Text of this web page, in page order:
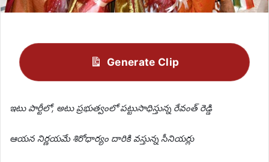
Generate Clip
ఇటు పార్టీలో, అటు ప్రభుత్వంలో పట్టుసాధిస్తున్న రేవంత్ రెడ్డి
ఆయన నిర్ణయమే శిరోధార్యం దారికి వస్తున్న సీనియర్లు